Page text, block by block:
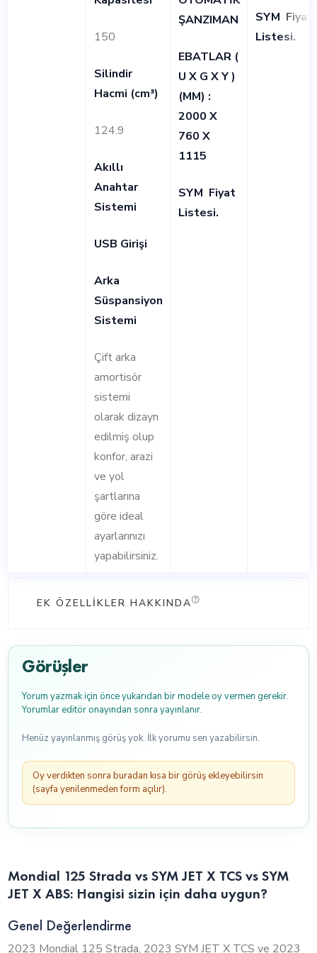
150
Silindir
Hacmi (cm³)
124.9
Akıllı
Anahtar
Sistemi
USB Girişi
Arka
Süspansiyon
Sistemi
Çift arka
amortisör
sistemi
olarak dizayn
edilmiş olup
konfor, arazi
ve yol
şartlarına
göre ideal
ayarlarınızı
yapabilirsiniz.
ŞANZIMAN
EBATLAR (
U X G X Y )
(MM) :
2000 X
760 X
1115
SYM Fiyat
Listesi.
SYM Fiyat
Listesi.
EK ÖZELLIKLER HAKKINDA
Görüşler
Yorum yazmak için önce yukarıdan bir modele oy vermen gerekir.
Yorumlar editör onayından sonra yayınlanır.
Henüz yayınlanmış görüş yok. İlk yorumu sen yazabilirsin.
Oy verdikten sonra buradan kısa bir görüş ekleyebilirsin
(sayfa yenilenmeden form açılır).
Mondial 125 Strada vs SYM JET X TCS vs SYM
JET X ABS: Hangisi sizin için daha uygun?
Genel Değerlendirme
2023 Mondial 125 Strada, 2023 SYM JET X TCS ve 2023